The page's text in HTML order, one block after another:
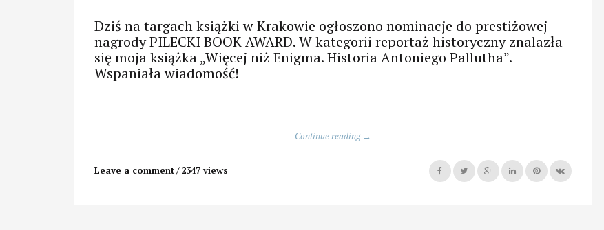
Dziś na targach książki w Krakowie ogłoszono nominacje do prestiżowej
nagrody PILECKI BOOK AWARD. W kategorii reportaż historyczny znalazła
się moja książka „Więcej niż Enigma. Historia Antoniego Pallutha”.
Wspaniała wiadomość!
Continue reading „Nominacja
→
Leave a comment 2347 views